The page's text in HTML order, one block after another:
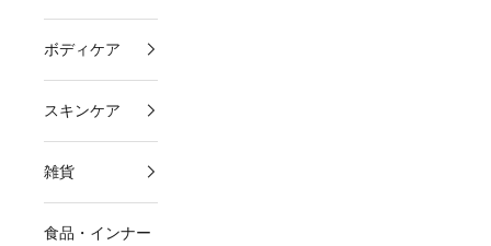
ボディケア
スキンケア
雑貨
食品・インナー